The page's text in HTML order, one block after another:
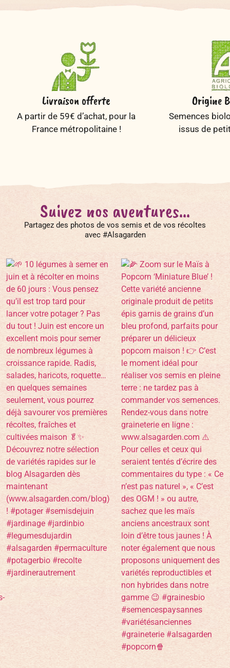
Livraison offerte
A partir de 59€ d’achat, pour la
France métropolitaine !
Origine
Semences
issus de
Suivez nos aventures...
Partagez des photos de vos semis et de vos récoltes
avec #Alsagarden